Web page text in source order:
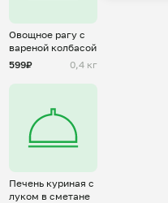
Овощное рагу с
вареной колбасой
599₽
0,4 кг
Печень куриная с
луком в сметане